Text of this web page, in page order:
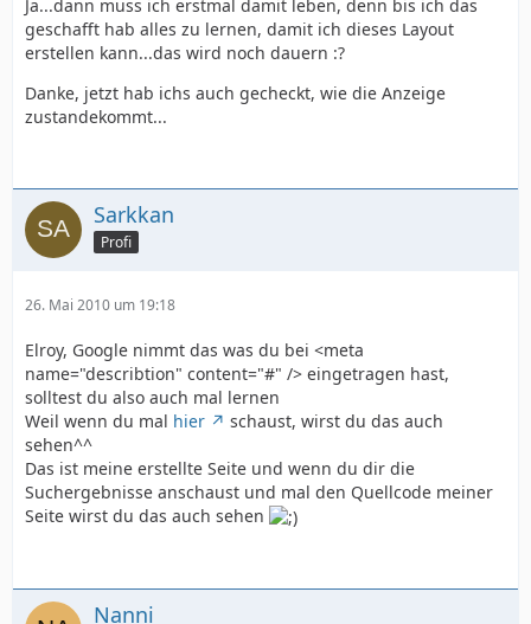
Ja...dann muss ich erstmal damit leben, denn bis ich das
geschafft hab alles zu lernen, damit ich dieses Layout
erstellen kann...das wird noch dauern :?
Danke, jetzt hab ichs auch gecheckt, wie die Anzeige
zustandekommt...
Sarkkan
Profi
26. Mai 2010 um 19:18
Elroy, Google nimmt das was du bei <meta
name="describtion" content="#" /> eingetragen hast,
solltest du also auch mal lernen
Weil wenn du mal hier
schaust, wirst du das auch
sehen^^
Das ist meine erstellte Seite und wenn du dir die
Suchergebnisse anschaust und mal den Quellcode meiner
Seite wirst du das auch sehen
Nanni